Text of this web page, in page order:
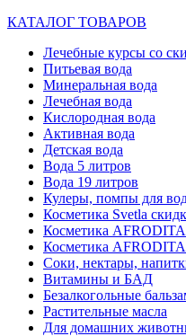
КАТАЛОГ ТОВАРОВ
Лечебные курсы со
Питьевая вода
Минеральная вода
Лечебная вода
Кислородная вода
Активная вода
Детская вода
Вода 5 литров
Вода 19 литров
Кулеры, помпы для
Косметика Svetla
Косметика AFRODITA
Косметика
Соки, нектары,
Витамины и БАД
Безалкогольные
Растительные масла
Для домашних